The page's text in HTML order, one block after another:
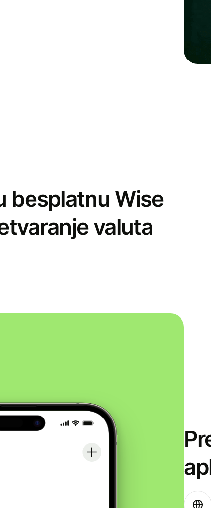
besplatnu Wise
valuta